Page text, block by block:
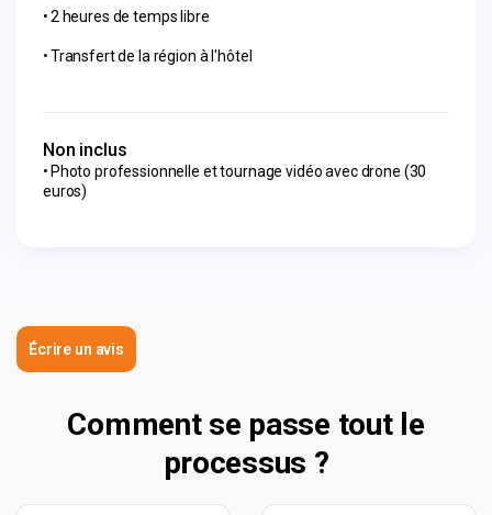
2 heures de temps libre
Transfert de la région à l'hôtel
Non inclus
Photo professionnelle et tournage vidéo avec drone (30
euros)
Écrire un avis
Comment se passe tout le
processus ?